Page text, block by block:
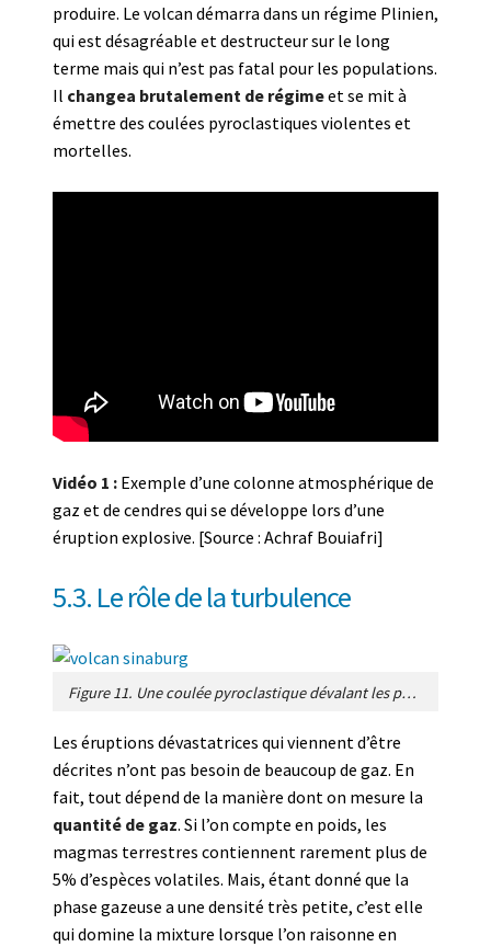
produire. Le volcan démarra dans un régime Plinien,
qui est désagréable et destructeur sur le long
terme mais qui n’est pas fatal pour les populations.
Il changea brutalement de régimeet se mit à
émettre des coulées pyroclastiques violentes et
mortelles.
Vidéo 1 : Exemple d’une colonne atmosphérique de
gaz et de cendres qui se développe lors d’une
éruption explosive. [Source : Achraf Bouiafri]
5.3. Le rôle de la turbulence
Figure 11. Une coulée pyroclastique dévalant les pentes du volcan Sinabung en Indonésie. Cette coulée n’est pas due à l’effondrement d’une colonne atmosphérique, mais à l’explosion d’une épaisse coulée de lave chargée de bulles de gaz. [Source : Jean-Guillaume Feignon, distribué via imaggeo.egu.eu]
Les éruptions dévastatrices qui viennent d’être
décrites n’ont pas besoin de beaucoup de gaz. En
fait, tout dépend de la manière dont on mesure la
quantité de gaz. Si l’on compte en poids, les
magmas terrestres contiennent rarement plus de
5% d’espèces volatiles. Mais, étant donné que la
phase gazeuse a une densité très petite, c’est elle
qui domine la mixture lorsque l’on raisonne en